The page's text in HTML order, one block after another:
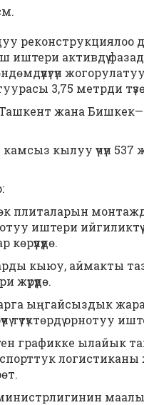
реконструкциялоо
активдүү
3,75 метрди
жана
кылуу үчүн
плиталарын
иштери
кыюу, аймакты
ыңгайсыздык
орнотуу
графикке ылайык